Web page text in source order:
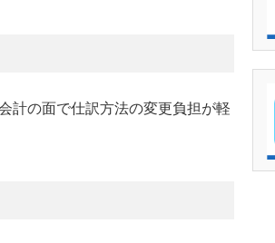
計の面で仕訳方法の変更負担が軽